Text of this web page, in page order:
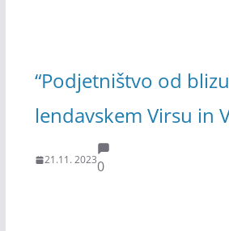
“Podjetništvo od
lendavskem Virsu in
21.11. 20230